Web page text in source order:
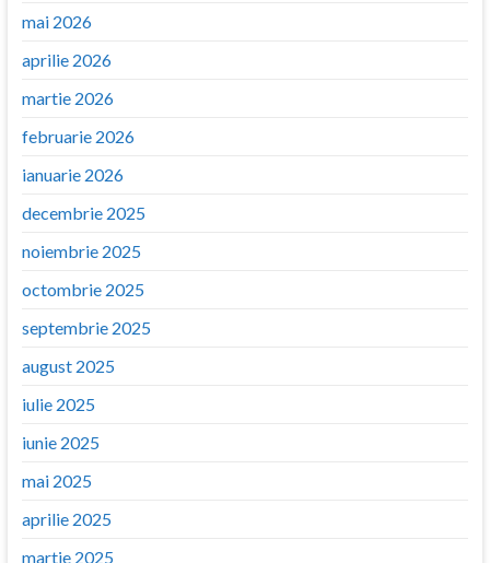
mai 2026
aprilie 2026
martie 2026
februarie 2026
ianuarie 2026
decembrie 2025
noiembrie 2025
octombrie 2025
septembrie 2025
august 2025
iulie 2025
iunie 2025
mai 2025
aprilie 2025
martie 2025